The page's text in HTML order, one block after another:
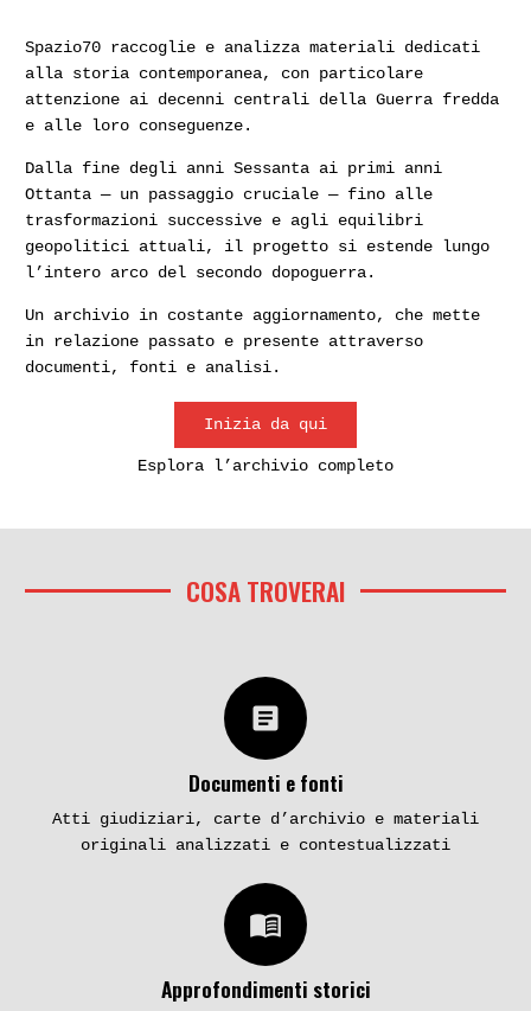
Spazio70 raccoglie e analizza materiali dedicati
alla storia contemporanea, con particolare
attenzione ai decenni centrali della Guerra fredda
e alle loro conseguenze.
Dalla fine degli anni Sessanta ai primi anni
Ottanta — un passaggio cruciale — fino alle
trasformazioni successive e agli equilibri
geopolitici attuali, il progetto si estende lungo
l’intero arco del secondo dopoguerra.
Un archivio in costante aggiornamento, che mette
in relazione passato e presente attraverso
documenti, fonti e analisi.
Inizia da qui
Esplora l’archivio completo
COSA TROVERAI
article
Documenti e fonti
Atti giudiziari, carte d’archivio e materiali
originali analizzati e contestualizzati
menu_book
Approfondimenti storici